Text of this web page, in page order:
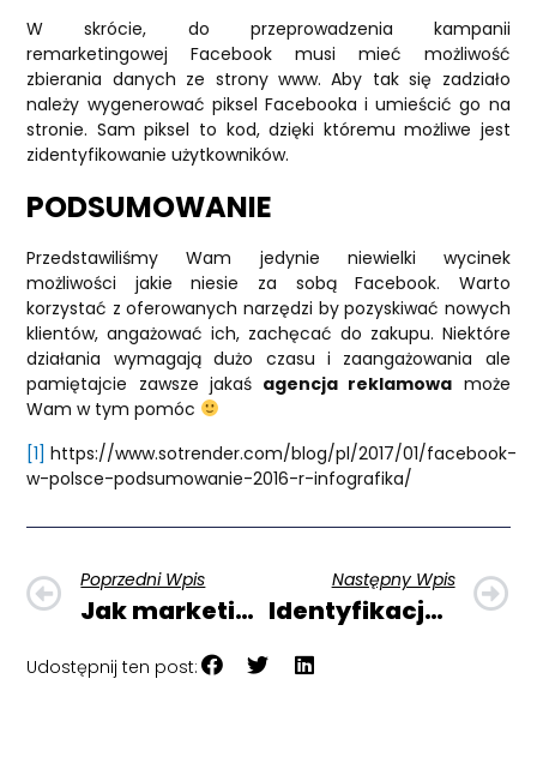
W skrócie, do przeprowadzenia kampanii
remarketingowej Facebook musi mieć możliwość
zbierania danych ze strony www. Aby tak się zadziało
należy wygenerować piksel Facebooka i umieścić go na
stronie. Sam piksel to kod, dzięki któremu możliwe jest
zidentyfikowanie użytkowników.
PODSUMOWANIE
Przedstawiliśmy Wam jedynie niewielki wycinek
możliwości jakie niesie za sobą Facebook. Warto
korzystać z oferowanych narzędzi by pozyskiwać nowych
klientów, angażować ich, zachęcać do zakupu. Niektóre
działania wymagają dużo czasu i zaangażowania ale
pamiętajcie zawsze jakaś agencja reklamowa może
Wam w tym pomóc
[1] https://www.sotrender.com/blog/pl/2017/01/facebook-
w-polsce-podsumowanie-2016-r-infografika/
Prev
Poprzedni Wpis
Jak marketingowo budować autentyczność marki?
Następny Wpis
Identyfikacja graficzna – od czego zacząć?
Udostępnij ten post: